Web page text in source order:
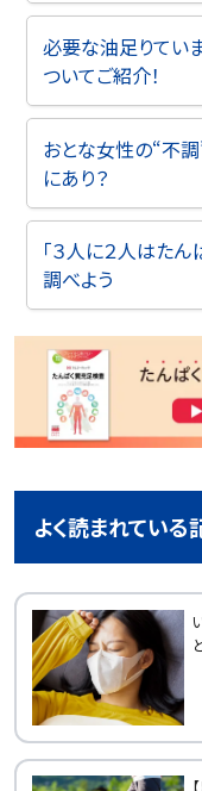
必要な油足りてい
ついてご紹介！
おとな女性の“不調
にあり？
「３人に２人はた
調べよう
よく読まれている